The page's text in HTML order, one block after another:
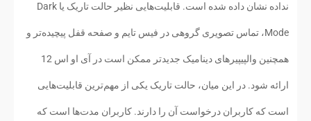
نداده نشان داده شده است. قابلیت‌هایی نظیر حالت تاریک یا Dark
Mode، تماس تصویری گروهی در فیس تایم و صفحه قفل پیچیده‌تر و
همچنین والپیپیرهای دینامیک جدیدتر ممکن است در آی او اس 12
ارائه شود. در این میان، حالت تاریک یکی از مهم‌ترین قابلیت‌هایی
است که کاربران درخواست آن را دارند. کاربران مدت‌ها است که